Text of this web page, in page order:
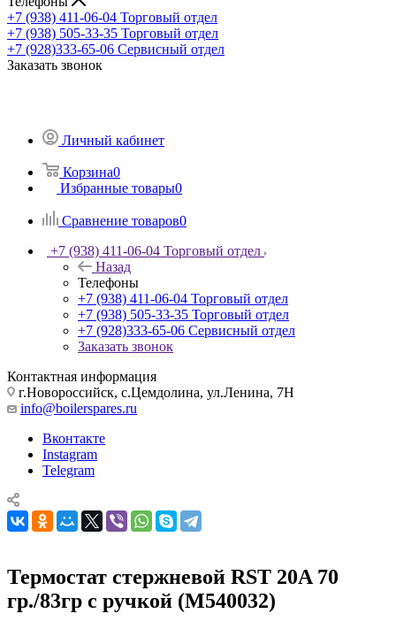
+7 (938) 411-06-04 Торговый отдел
+7 (938) 505-33-35 Торговый отдел
+7 (928)333-65-06 Сервисный отдел
Заказать звонок
Личный кабинет
Корзина0
Избранные товары0
Сравнение товаров0
+7 (938) 411-06-04 Торговый отдел
Назад
Телефоны
+7 (938) 411-06-04 Торговый отдел
+7 (938) 505-33-35 Торговый отдел
+7 (928)333-65-06 Сервисный отдел
Заказать звонок
Контактная информация
г.Новороссийск, с.Цемдолина, ул.Ленина, 7Н
info@boilerspares.ru
Вконтакте
Instagram
Telegram
Термостат стержневой RST 20A 70
гр./83гр с ручкой (М540032)